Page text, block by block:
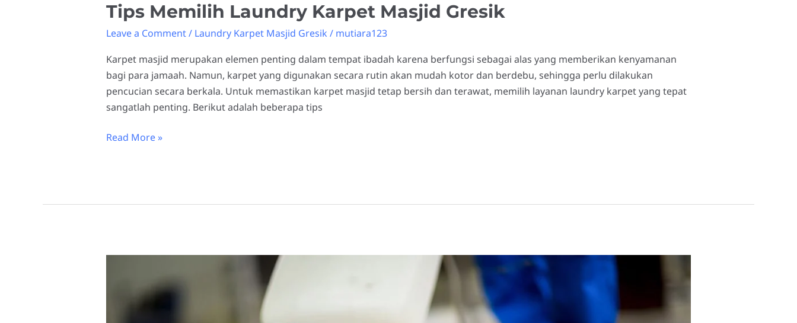
Tips Memilih Laundry Karpet Masjid Gresik
Leave a Comment/ Laundry Karpet Masjid Gresik / mutiara123
Karpet masjid merupakan elemen penting dalam tempat ibadah karena berfungsi sebagai alas yang memberikan kenyamanan
bagi para jamaah. Namun, karpet yang digunakan secara rutin akan mudah kotor dan berdebu, sehingga perlu dilakukan
pencucian secara berkala. Untuk memastikan karpet masjid tetap bersih dan terawat, memilih layanan laundry karpet yang tepat
sangatlah penting. Berikut adalah beberapa tips
Read More »